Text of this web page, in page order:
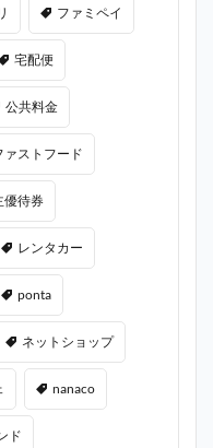
ファミペイ
宅配便
公共料金
ァストフード
優待券
レンタカー
ponta
ネットショップ
nanaco
ド